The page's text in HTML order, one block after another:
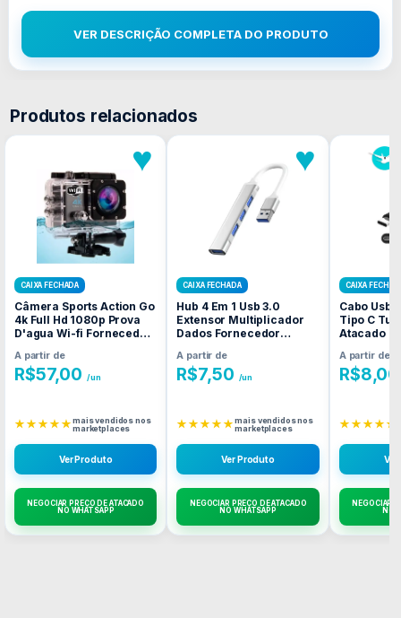
VER DESCRIÇÃO COMPLETA DO PRODUTO
Produtos relacionados
♥
CAIXA FECHADA
Câmera Sports Action Go
4k Full Hd 1080p Prova
D'agua Wi-fi Fornecedor
A partir de
R$57,00 /un
★★★★★mais vendidos nos
marketplaces
Ver Produto
NEGOCIAR PREÇO DE ATACADO
NO WHATSAPP
♥
CAIXA FECHADA
Hub 4 Em 1 Usb 3.0
Extensor Multiplicador
Dados Fornecedor
A partir de
R$7,50 /un
★★★★★mais vendidos nos
marketplaces
Ver Produto
NEGOCIAR PREÇO DE ATACADO
NO WHATSAPP
CAIXA
Cabo Usb
Tipo C
Atacado
A partir de
R$8,00
★★★★★
NEGOCIAR
NO